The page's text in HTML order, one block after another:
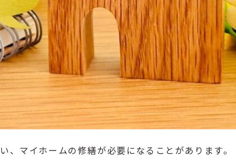
、マイホームの修繕が必要になることがあります。